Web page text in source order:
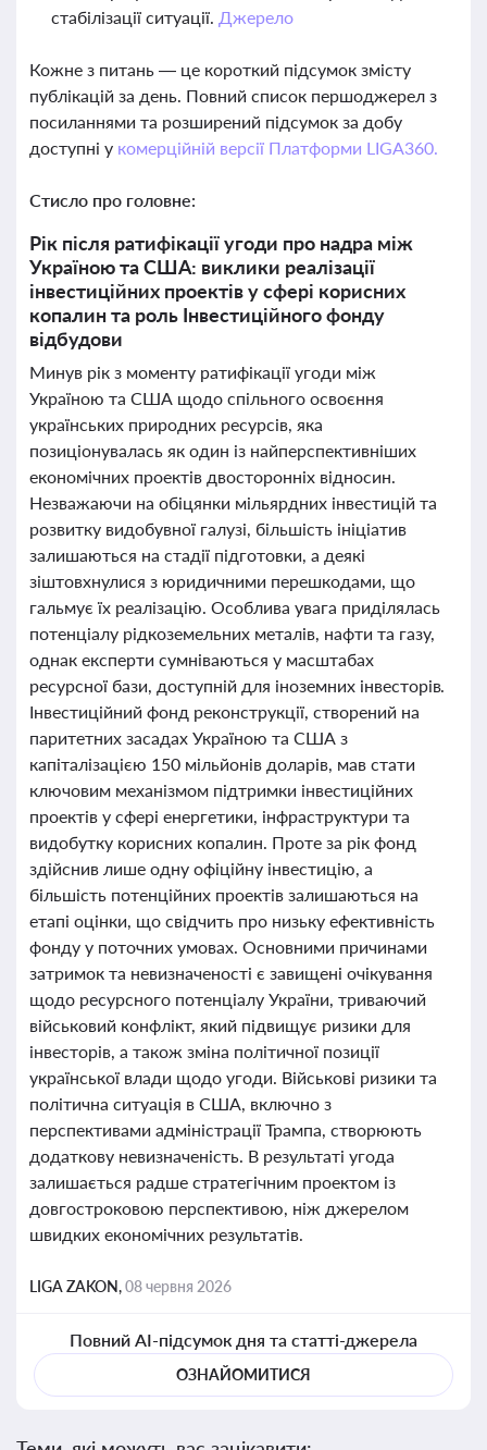
стабілізації ситуації. Джерело
Кожне з питань — це короткий підсумок змісту
публікацій за день. Повний список першоджерел з
посиланнями та розширений підсумок за добу
доступні у комерційній версії Платформи LIGA360.
Стисло про головне:
Рік після ратифікації угоди про надра між
Україною та США: виклики реалізації
інвестиційних проектів у сфері корисних
копалин та роль Інвестиційного фонду
відбудови
Минув рік з моменту ратифікації угоди між
Україною та США щодо спільного освоєння
українських природних ресурсів, яка
позиціонувалась як один із найперспективніших
економічних проектів двосторонніх відносин.
Незважаючи на обіцянки мільярдних інвестицій та
розвитку видобувної галузі, більшість ініціатив
залишаються на стадії підготовки, а деякі
зіштовхнулися з юридичними перешкодами, що
гальмує їх реалізацію. Особлива увага приділялась
потенціалу рідкоземельних металів, нафти та газу,
однак експерти сумніваються у масштабах
ресурсної бази, доступній для іноземних інвесторів.
Інвестиційний фонд реконструкції, створений на
паритетних засадах Україною та США з
капіталізацією 150 мільйонів доларів, мав стати
ключовим механізмом підтримки інвестиційних
проектів у сфері енергетики, інфраструктури та
видобутку корисних копалин. Проте за рік фонд
здійснив лише одну офіційну інвестицію, а
більшість потенційних проектів залишаються на
етапі оцінки, що свідчить про низьку ефективність
фонду у поточних умовах. Основними причинами
затримок та невизначеності є завищені очікування
щодо ресурсного потенціалу України, триваючий
військовий конфлікт, який підвищує ризики для
інвесторів, а також зміна політичної позиції
української влади щодо угоди. Військові ризики та
політична ситуація в США, включно з
перспективами адміністрації Трампа, створюють
додаткову невизначеність. В результаті угода
залишається радше стратегічним проектом із
довгостроковою перспективою, ніж джерелом
швидких економічних результатів.
LIGA ZAKON,08 червня 2026
Повний AI-підсумок дня та статті-джерела
ОЗНАЙОМИТИСЯ